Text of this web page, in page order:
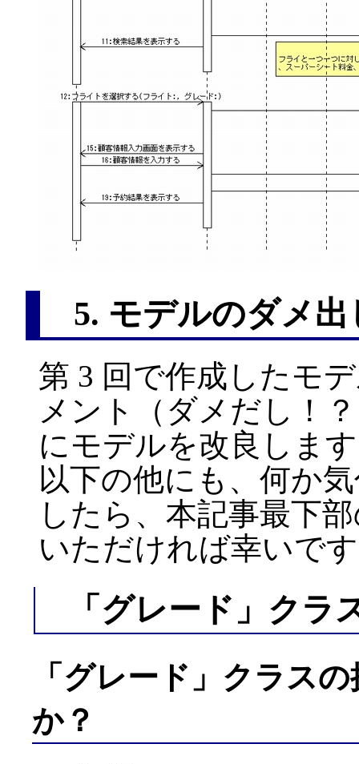
5. モデルのダメ出
第 3 回で作成したモ
メント（ダメだし！
にモデルを改良しま
以下の他にも、何か
したら、本記事最下
いただければ幸いで
「グレード」クラ
「グレード」クラス
か？